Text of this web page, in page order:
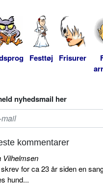
Festtøj Frisurer
nyhedsmail her
kommentarer
Vilhelmsen
for ca 23 år siden en
hund...